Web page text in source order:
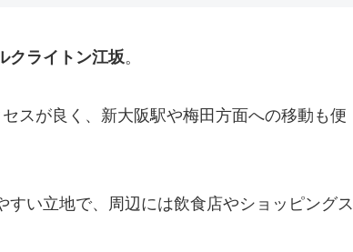
クライトン江坂。
スが良く、新大阪駅や梅田方面への移動も便
い立地で、周辺には飲食店やショッピングス